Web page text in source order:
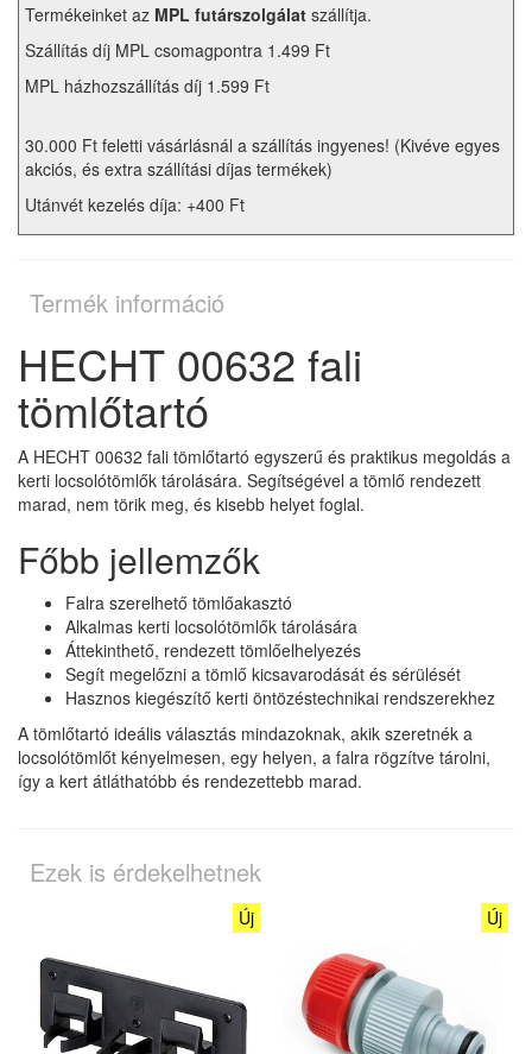
Termékeinket az MPL futárszolgálat szállítja.
Szállítás díj MPL csomagpontra 1.499 Ft
MPL házhozszállítás díj 1.599 Ft
30.000 Ft feletti vásárlásnál a szállítás ingyenes! (Kivéve egyes
akciós, és extra szállítási díjas termékek)
Utánvét kezelés díja: +400 Ft
Termék információ
HECHT 00632 fali
tömlőtartó
A HECHT 00632 fali tömlőtartó egyszerű és praktikus megoldás a
kerti locsolótömlők tárolására. Segítségével a tömlő rendezett
marad, nem törik meg, és kisebb helyet foglal.
Főbb jellemzők
Falra szerelhető tömlőakasztó
Alkalmas kerti locsolótömlők tárolására
Áttekinthető, rendezett tömlőelhelyezés
Segít megelőzni a tömlő kicsavarodását és sérülését
Hasznos kiegészítő kerti öntözéstechnikai rendszerekhez
A tömlőtartó ideális választás mindazoknak, akik szeretnék a
locsolótömlőt kényelmesen, egy helyen, a falra rögzítve tárolni,
így a kert átláthatóbb és rendezettebb marad.
Ezek is érdekelhetnek
Új Új